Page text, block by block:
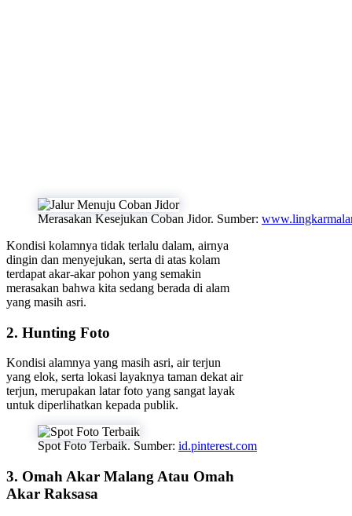
Merasakan Kesejukan Coban Jidor. Sumber:
Kondisi kolamnya tidak terlalu dalam, airnya
dingin dan menyejukan, serta di atas kolam
terdapat akar-akar pohon yang semakin
merasakan bahwa kita sedang berada di alam
yang masih asri.
2. Hunting Foto
Kondisi alamnya yang masih asri, air terjun
yang elok, serta lokasi layaknya taman dekat air
terjun, merupakan latar foto yang sangat layak
untuk diperlihatkan kepada publik.
Spot Foto Terbaik. Sumber: id.pinterest.com
3. Omah Akar Malang Atau Omah
Akar Raksasa